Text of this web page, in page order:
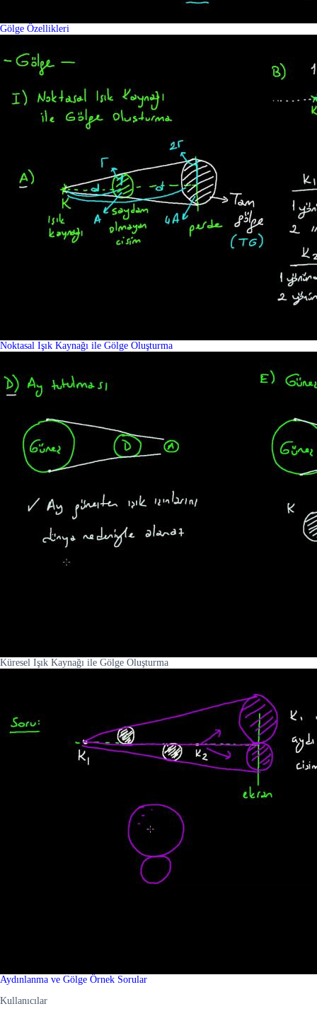
Gölge Özellikleri
Noktasal Işık Kaynağı ile Gölge Oluşturma
Küresel Işık Kaynağı ile Gölge Oluşturma
Aydınlanma ve Gölge Örnek Sorular
Kullanıcılar